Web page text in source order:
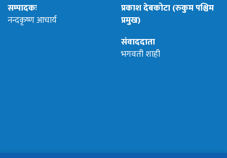
सम्पादकः
नन्दकृष्ण आचार्य
प्रकाश देबकोटा (रुकुम पश्चिम
प्रमुख)
संवाददाता
भगवती शाही